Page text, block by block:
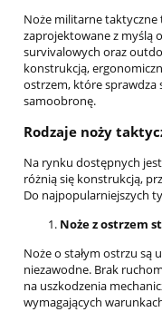
Noże militarne taktyczne
zaprojektowane z myślą
survivalowych oraz
konstrukcją,
ostrzem, które sprawdza
samoobronę.
Rodzaje noży
Na rynku dostępnych
różnią się konstrukcją,
Do najpopularniejszych
Noże z ostrzem
Noże o stałym ostrzu są
niezawodne. Brak
na uszkodzenia
wymagających